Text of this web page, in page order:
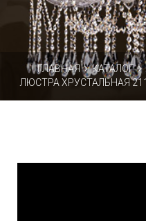
ГЛАВНАЯ КАТАЛОГ
ЛЮСТРА ХРУСТАЛЬНАЯ